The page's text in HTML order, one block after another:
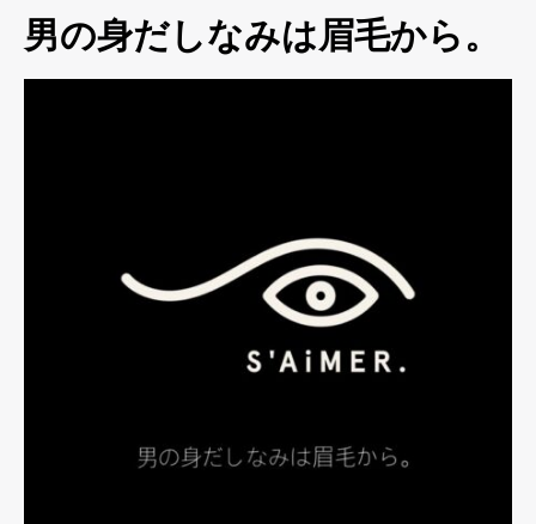
男の身だしなみは眉毛から。